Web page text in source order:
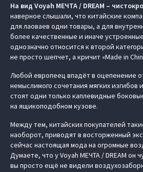
На вид Voyah МЕЧТА / DREAM –
наверное слышали, что китайские
для лаоваев одни товары, а для
более качественные и иначе
однозначно относится к второй
не просто шепчет, а кричит «Made in
Любой европеец впадёт в оцепенение
немыслимого сочетания мягких изгибов
стоят одни только каплевидные
на ящикоподобном кузове.
Между тем, китайских покупателей
наоборот, приводят в восторженный
сейчас настоящая мода на огромные
Думаете, что у Voyah МЕЧТА / DREAM он
вы просто ещё не видели